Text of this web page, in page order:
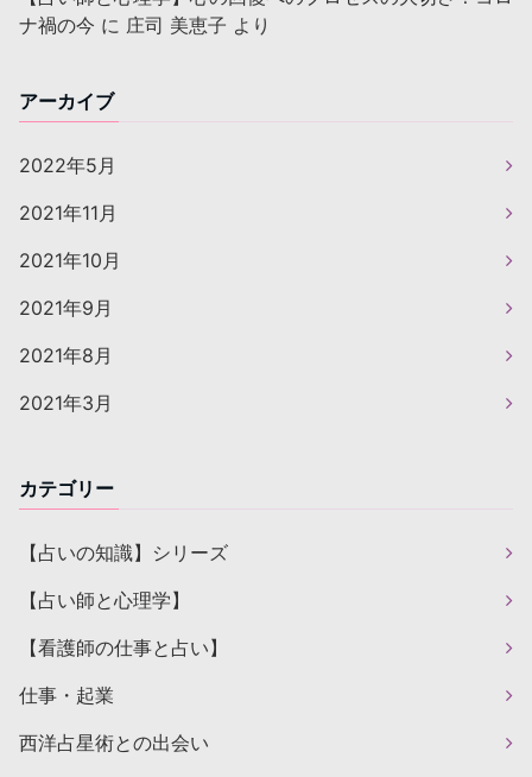
ナ禍の今 に 庄司 美恵子 より
アーカイブ
2022年5月
2021年11月
2021年10月
2021年9月
2021年8月
2021年3月
カテゴリー
【占いの知識】シリーズ
【占い師と心理学】
【看護師の仕事と占い】
仕事・起業
西洋占星術との出会い